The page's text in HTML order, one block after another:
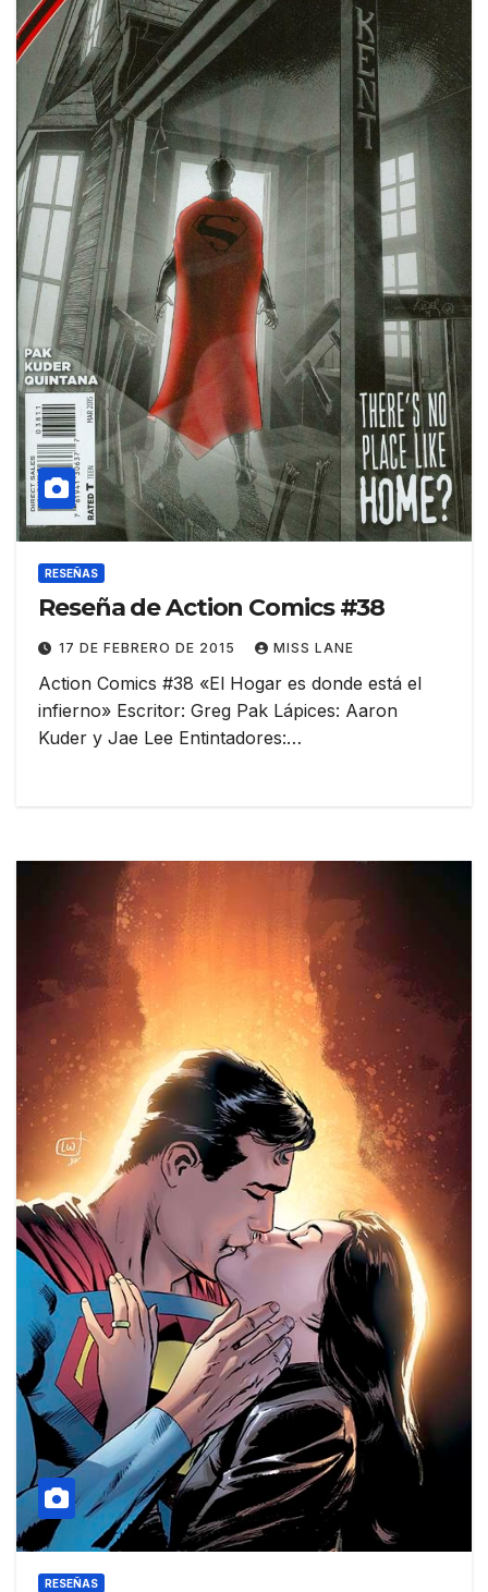
RESEÑAS
Reseña de Action Comics #38
17 DE FEBRERO DE 2015 MISS LANE
Action Comics #38 «El Hogar es donde está el
infierno» Escritor: Greg Pak Lápices: Aaron
Kuder y Jae Lee Entintadores:…
RESEÑAS